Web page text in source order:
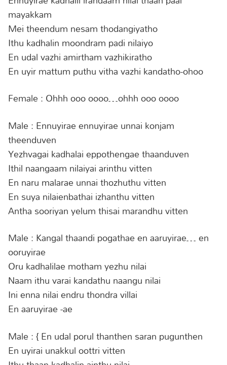
mayakkam
Mei theendum nesam thodangiyatho
Ithu kadhalin moondram padi nilaiyo
En udal vazhi amirtham vazhikiratho
En uyir mattum puthu vitha vazhi kandatho-ohoo
Female : Ohhh ooo oooo…ohhh ooo oooo
Male : Ennuyirae ennuyirae unnai konjam
theenduven
Yezhvagai kadhalai eppothengae thaanduven
Ithil naangaam nilaiyai arinthu vitten
En naru malarae unnai thozhuthu vitten
En suya nilaienbathai izhanthu vitten
Antha sooriyan yelum thisai marandhu vitten
Male : Kangal thaandi pogathae en aaruyirae… en
ooruyirae
Oru kadhalilae motham yezhu nilai
Naam ithu varai kandathu naangu nilai
Ini enna nilai endru thondra villai
En aaruyirae -ae
Male : { En udal porul thanthen saran pugunthen
En uyirai unakkul oottri vitten